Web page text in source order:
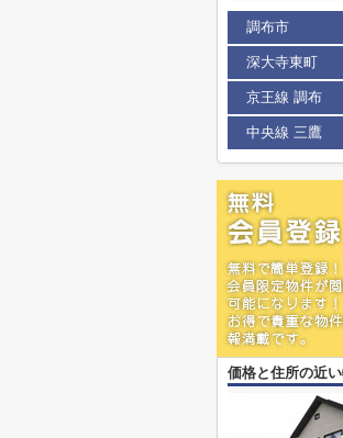
調布市
深大寺東町
京王線 調布
中央線 三鷹
価格と住所の近